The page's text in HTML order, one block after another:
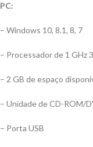
PC:
– Windows 10, 8.1, 8, 7
– Processador de 1 GHz
– 2 GB de espaço
– Unidade de CD-ROM/
– Porta USB